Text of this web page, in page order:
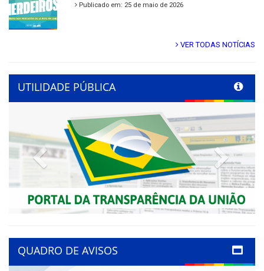
Publicado em: 25 de maio de 2026
VER TODAS NOTÍCIAS
UTILIDADE PÚBLICA
Previous Next
QUADRO DE AVISOS